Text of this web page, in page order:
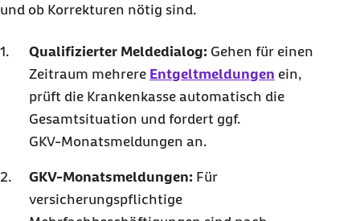
und ob Korrekturen nötig sind.
Qualifizierter Meldedialog: Gehen für einen
Zeitraum mehrere Entgeltmeldungen ein,
prüft die Krankenkasse automatisch die
Gesamtsituation und fordert ggf.
GKV‑Monatsmeldungen an.
GKV‑Monatsmeldungen: Für
versicherungspflichtige